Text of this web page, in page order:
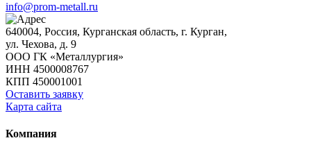
info@prom-metall.ru
640004, Россия, Курганская область, г. Курган,
ул. Чехова, д. 9
ООО ГК «Металлургия»
ИНН 4500008767
КПП 450001001
Оставить заявку
Карта сайта
Компания